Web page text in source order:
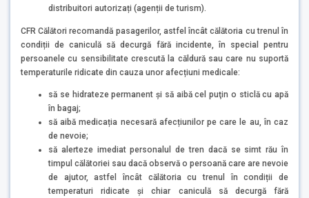
distribuitori autorizați (agenții de turism).
CFR Călători recomandă pasagerilor, astfel încât călătoria cu trenul în
condiții de caniculă să decurgă fără incidente, în special pentru
persoanele cu sensibilitate crescută la căldură sau care nu suportă
temperaturile ridicate din cauza unor afecțiuni medicale:
să se hidrateze permanent şi să aibă cel puţin o sticlă cu apă
în bagaj;
să aibă medicația necesară afecțiunilor pe care le au, în caz
de nevoie;
să alerteze imediat personalul de tren dacă se simt rău în
timpul călătoriei sau dacă observă o persoană care are nevoie
de ajutor, astfel încât călătoria cu trenul în condiții de
temperaturi ridicate și chiar caniculă să decurgă fără